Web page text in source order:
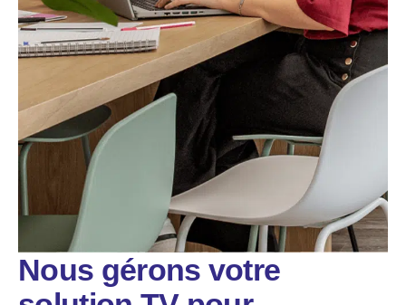
Nous gérons votre